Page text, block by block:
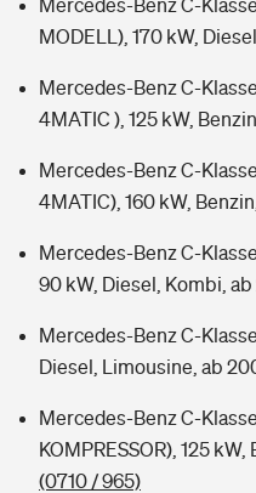
Mercedes-Benz C-
MODELL), 170 kW,
Mercedes-Benz C-
4MATIC ), 125 kW,
Mercedes-Benz C-
4MATIC), 160 kW,
Mercedes-Benz C-
90 kW, Diesel, Kombi,
Mercedes-Benz C-
Diesel, Limousine, ab
Mercedes-Benz C-
KOMPRESSOR), 125
(0710 / 965)